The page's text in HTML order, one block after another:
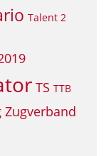
Talent 2
TS TTB
Zugverband